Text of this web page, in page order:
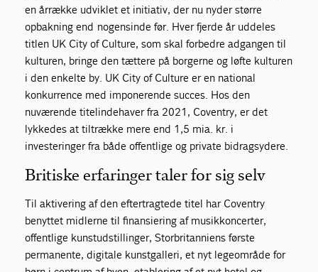
en årrække udviklet et initiativ, der nu nyder større
opbakning end nogensinde før. Hver fjerde år uddeles
titlen UK City of Culture, som skal forbedre adgangen til
kulturen, bringe den tættere på borgerne og løfte kulturen
i den enkelte by. UK City of Culture er en national
konkurrence med imponerende succes. Hos den
nuværende titelindehaver fra 2021, Coventry, er det
lykkedes at tiltrække mere end 1,5 mia. kr. i
investeringer fra både offentlige og private bidragsydere.
Britiske erfaringer taler for sig selv
Til aktivering af den eftertragtede titel har Coventry
benyttet midlerne til finansiering af musikkoncerter,
offentlige kunstudstillinger, Storbritanniens første
permanente, digitale kunstgalleri, et nyt legeområde for